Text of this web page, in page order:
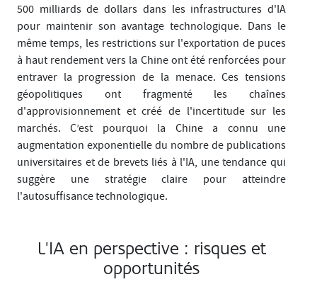
500 milliards de dollars dans les infrastructures d'IA
pour maintenir son avantage technologique. Dans le
même temps, les restrictions sur l'exportation de puces
à haut rendement vers la Chine ont été renforcées pour
entraver la progression de la menace. Ces tensions
géopolitiques ont fragmenté les chaînes
d'approvisionnement et créé de l'incertitude sur les
marchés. C’est pourquoi la Chine a connu une
augmentation exponentielle du nombre de publications
universitaires et de brevets liés à l'IA, une tendance qui
suggère une stratégie claire pour atteindre
l'autosuffisance technologique.
L'IA en perspective : risques et
opportunités